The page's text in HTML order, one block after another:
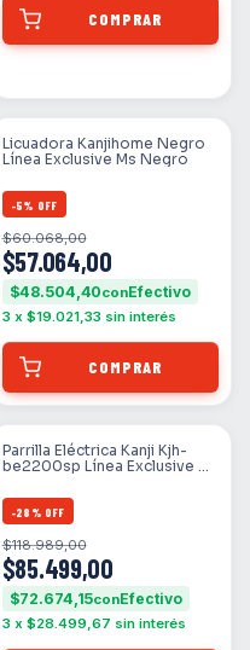
Licuadora Kanjihome Negro
Línea Exclusive Ms Negro
-5% OFF
$57.064,00
$60.068,00
$48.504,40con
3 x $19.021,33 sin interés
Parrilla Eléctrica Kanji Kjh-
be2200sp Línea Exclusive Ms
-28 % OFF
$85.499,00
$118.989,00
$72.674,15con
3 x $28.499,67 sin interés